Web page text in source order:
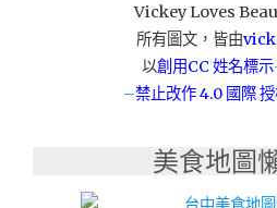
Vickey Loves
所有圖文，皆由
以創用CC 姓名標示
–禁止改作4.0 國際
美食地圖